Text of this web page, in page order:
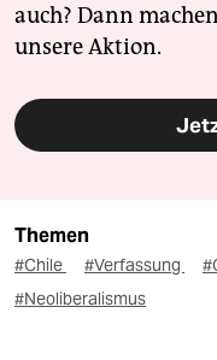
auch? Dann
unsere Aktion.
Themen
#Chile #Verfassung
#Neoliberalismus